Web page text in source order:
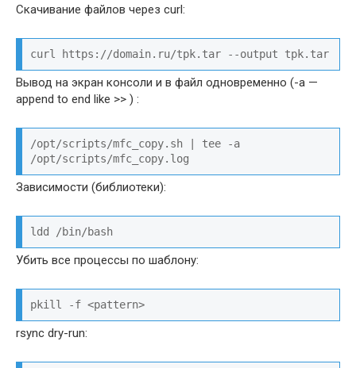
Скачивание файлов через curl:
curl https://domain.ru/tpk.tar --output tpk.tar
Вывод на экран консоли и в файл одновременно (-a —
append to end like >> ) :
/opt/scripts/mfc_copy.sh | tee -a
/opt/scripts/mfc_copy.log
Зависимости (библиотеки):
ldd /bin/bash
Убить все процессы по шаблону:
pkill -f <pattern>
rsync dry-run: